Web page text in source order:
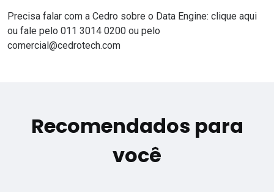
Precisa falar com a Cedro sobre o Data Engine: clique aqui
ou fale pelo 011 3014 0200 ou pelo
comercial@cedrotech.com
Recomendados para
você